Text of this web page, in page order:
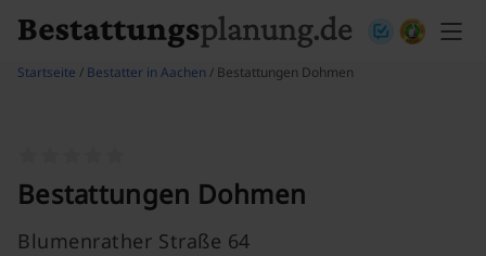
Startseite / Bestatter in Aachen / Bestattungen Dohmen
Bestattungen Dohmen
Blumenrather Straße 64